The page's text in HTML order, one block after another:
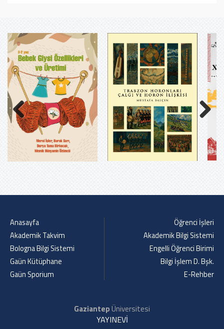
Previous
Anasayfa
Akademik Takvim
Bologna Bilgi Sistemi
Gaün Kütüphane
Gaün Sporium
Öğrenci İşleri
Akademik Bilgi Sistemi
Engelli Öğrenci Birimi
Bilgi İşlem D. Bşk.
E-Rehber
GaziantepÜniversitesi
YAYINEVİ